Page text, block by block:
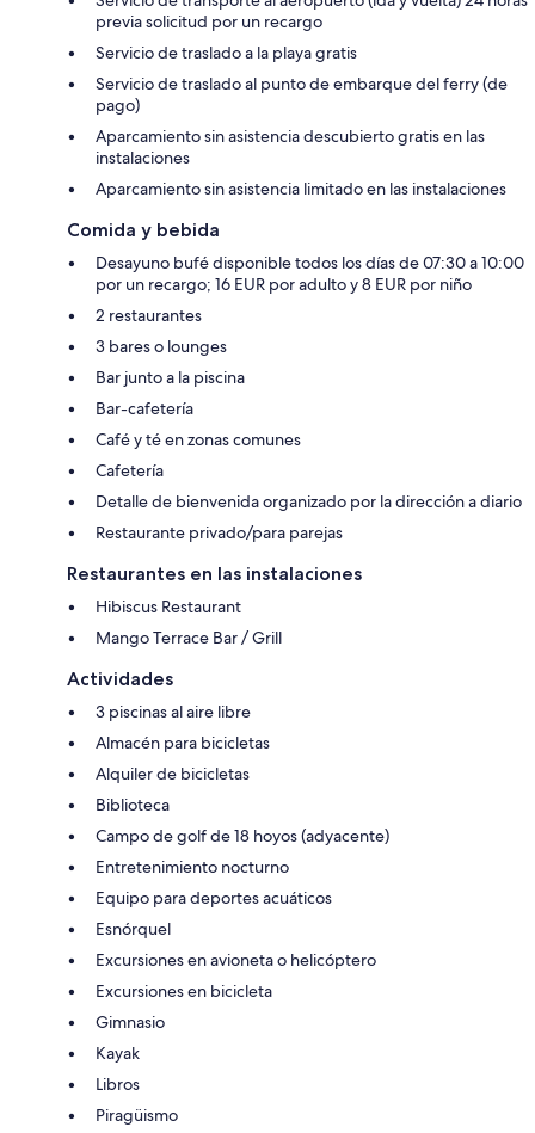
previa solicitud por un recargo
Servicio de traslado a la playa gratis
Servicio de traslado al punto de embarque del ferry (de
pago)
Aparcamiento sin asistencia descubierto gratis en las
instalaciones
Aparcamiento sin asistencia limitado en las instalaciones
Comida y bebida
Desayuno bufé disponible todos los días de 07:30 a 10:00
por un recargo; 16 EUR por adulto y 8 EUR por niño
2 restaurantes
3 bares o lounges
Bar junto a la piscina
Bar-cafetería
Café y té en zonas comunes
Cafetería
Detalle de bienvenida organizado por la dirección a diario
Restaurante privado/para parejas
Restaurantes en las instalaciones
Hibiscus Restaurant
Mango Terrace Bar / Grill
Actividades
3 piscinas al aire libre
Almacén para bicicletas
Alquiler de bicicletas
Biblioteca
Campo de golf de 18 hoyos (adyacente)
Entretenimiento nocturno
Equipo para deportes acuáticos
Esnórquel
Excursiones en avioneta o helicóptero
Excursiones en bicicleta
Gimnasio
Kayak
Libros
Piragüismo